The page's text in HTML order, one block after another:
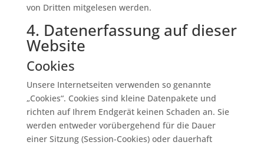
von Dritten mitgelesen werden.
4. Datenerfassung auf dieser
Website
Cookies
Unsere Internetseiten verwenden so genannte
„Cookies“. Cookies sind kleine Datenpakete und
richten auf Ihrem Endgerät keinen Schaden an. Sie
werden entweder vorübergehend für die Dauer
einer Sitzung (Session-Cookies) oder dauerhaft